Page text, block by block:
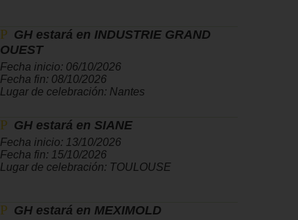
GH estará en INDUSTRIE GRAND
OUEST
Fecha inicio: 06/10/2026
Fecha fin: 08/10/2026
Lugar de celebración: Nantes
GH estará en SIANE
Fecha inicio: 13/10/2026
Fecha fin: 15/10/2026
Lugar de celebración: TOULOUSE
GH estará en MEXIMOLD